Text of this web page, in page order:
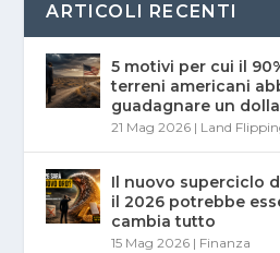
ARTICOLI RECENTI
5 motivi per cui il
terreni americani
guadagnare un
21 Mag 2026 | Land
Il nuovo superciclo
il 2026 potrebbe
cambia tutto
15 Mag 2026 | Finanza